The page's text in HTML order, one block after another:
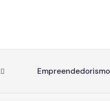
Empreendedorismo